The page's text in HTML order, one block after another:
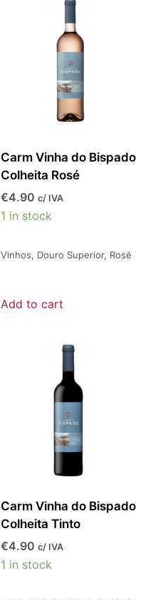
Carm Vinha do Bispado
Colheita Rosé
€4.90 c/ IVA
1 in stock
Vinhos, Douro Superior, Rosé
Add to cart
Carm Vinha do Bispado
Colheita Tinto
€4.90 c/ IVA
1 in stock